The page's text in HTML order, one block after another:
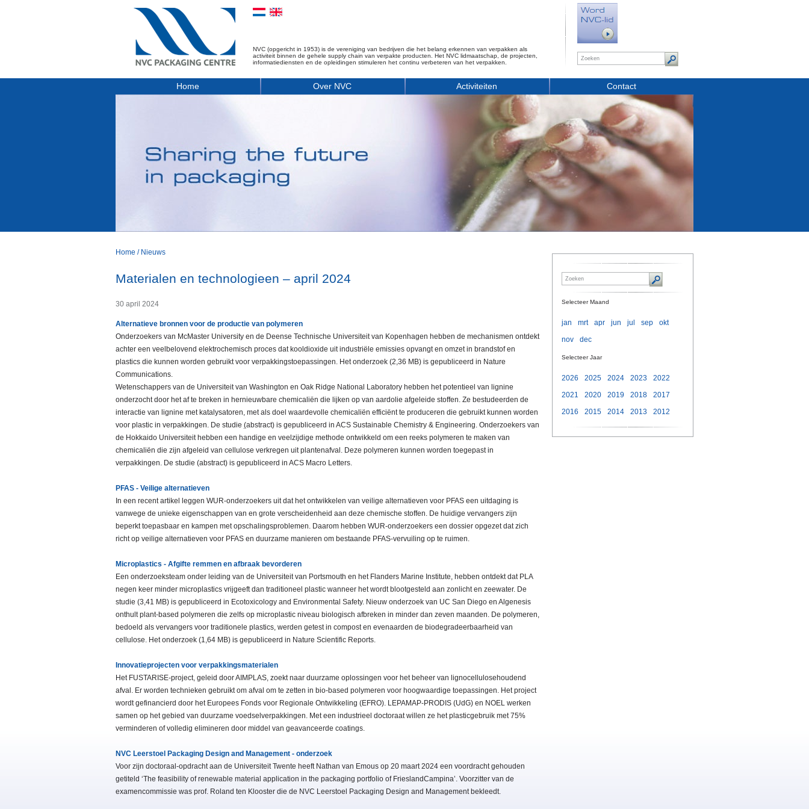
NVC (opgericht in 1953) is de vereniging van bedrijven die het belang erkennen van verpakken als
activiteit binnen de gehele supply chain van verpakte producten. Het NVC lidmaatschap, de projecten,
informatiediensten en de opleidingen stimuleren het continu verbeteren van het verpakken.
Home Over NVC Activiteiten Contact
Home / Nieuws
Materialen en technologieen – april 2024
30 april 2024
Alternatieve bronnen voor de productie van polymeren
Onderzoekers van McMaster University en de Deense Technische Universiteit van Kopenhagen hebben de mechanismen ontdekt
achter een veelbelovend elektrochemisch proces dat kooldioxide uit industriële emissies opvangt en omzet in brandstof en
plastics die kunnen worden gebruikt voor verpakkingstoepassingen. Het onderzoek (2,36 MB) is gepubliceerd in Nature
Communications.
Wetenschappers van de Universiteit van Washington en Oak Ridge National Laboratory hebben het potentieel van lignine
onderzocht door het af te breken in hernieuwbare chemicaliën die lijken op van aardolie afgeleide stoffen. Ze bestudeerden de
interactie van lignine met katalysatoren, met als doel waardevolle chemicaliën efficiënt te produceren die gebruikt kunnen worden
voor plastic in verpakkingen. De studie (abstract) is gepubliceerd in ACS Sustainable Chemistry & Engineering. Onderzoekers van
de Hokkaido Universiteit hebben een handige en veelzijdige methode ontwikkeld om een reeks polymeren te maken van
chemicaliën die zijn afgeleid van cellulose verkregen uit plantenafval. Deze polymeren kunnen worden toegepast in
verpakkingen. De studie (abstract) is gepubliceerd in ACS Macro Letters.
PFAS - Veilige alternatieven
In een recent artikel leggen WUR-onderzoekers uit dat het ontwikkelen van veilige alternatieven voor PFAS een uitdaging is
vanwege de unieke eigenschappen van en grote verscheidenheid aan deze chemische stoffen. De huidige vervangers zijn
beperkt toepasbaar en kampen met opschalingsproblemen. Daarom hebben WUR-onderzoekers een dossier opgezet dat zich
richt op veilige alternatieven voor PFAS en duurzame manieren om bestaande PFAS-vervuiling op te ruimen.
Microplastics - Afgifte remmen en afbraak bevorderen
Een onderzoeksteam onder leiding van de Universiteit van Portsmouth en het Flanders Marine Institute, hebben ontdekt dat PLA
negen keer minder microplastics vrijgeeft dan traditioneel plastic wanneer het wordt blootgesteld aan zonlicht en zeewater. De
studie (3,41 MB) is gepubliceerd in Ecotoxicology and Environmental Safety. Nieuw onderzoek van UC San Diego en Algenesis
onthult plant-based polymeren die zelfs op microplastic niveau biologisch afbreken in minder dan zeven maanden. De polymeren,
bedoeld als vervangers voor traditionele plastics, werden getest in compost en evenaarden de biodegradeerbaarheid van
cellulose. Het onderzoek (1,64 MB) is gepubliceerd in Nature Scientific Reports.
Innovatieprojecten voor verpakkingsmaterialen
Het FUSTARISE-project, geleid door AIMPLAS, zoekt naar duurzame oplossingen voor het beheer van lignocellulosehoudend
afval. Er worden technieken gebruikt om afval om te zetten in bio-based polymeren voor hoogwaardige toepassingen. Het project
wordt gefinancierd door het Europees Fonds voor Regionale Ontwikkeling (EFRO). LEPAMAP-PRODIS (UdG) en NOEL werken
samen op het gebied van duurzame voedselverpakkingen. Met een industrieel doctoraat willen ze het plasticgebruik met 75%
verminderen of volledig elimineren door middel van geavanceerde coatings.
NVC Leerstoel Packaging Design and Management - onderzoek
Voor zijn doctoraal-opdracht aan de Universiteit Twente heeft Nathan van Emous op 20 maart 2024 een voordracht gehouden
getiteld ‘The feasibility of renewable material application in the packaging portfolio of FrieslandCampina’. Voorzitter van de
examencommissie was prof. Roland ten Klooster die de NVC Leerstoel Packaging Design and Management bekleedt.
Selecteer Maand
jan mrt apr jun jul sep
okt
nov
dec
Selecteer Jaar
2026 2025 2024 2023
2022
2021
2020 2019 2018
2017
2016
2015 2014 2013 2012